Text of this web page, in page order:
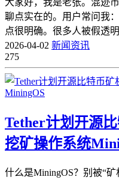
大家好，我是老张。混迹
聊点实在的。用户常问我
点很明确。很多人被假透
2026-04-02 新闻资讯
275
Tether计划开源
挖矿操作系统
什么是MiningOS？别被“